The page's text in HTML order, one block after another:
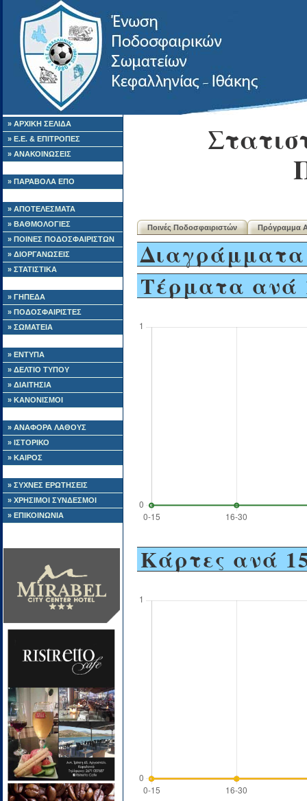
» ΑΡΧΙΚΗ ΣΕΛΙΔΑ
» Ε.Ε. & ΕΠΙΤΡΟΠΕΣ
» ΑΝΑΚΟΙΝΩΣΕΙΣ
» ΠΑΡΑΒΟΛΑ ΕΠΟ
» ΑΠΟΤΕΛΕΣΜΑΤΑ
» ΒΑΘΜΟΛΟΓΙΕΣ
» ΠΟΙΝΕΣ ΠΟΔΟΣΦΑΙΡΙΣΤΩΝ
» ΔΙΟΡΓΑΝΩΣΕΙΣ
» ΣΤΑΤΙΣΤΙΚΑ
» ΓΗΠΕΔΑ
» ΠΟΔΟΣΦΑΙΡΙΣΤΕΣ
» ΣΩΜΑΤΕΙΑ
» ΕΝΤΥΠΑ
» ΔΕΛΤΙΟ ΤΥΠΟΥ
» ΔΙΑΙΤΗΣΙΑ
» ΚΑΝΟΝΙΣΜΟΙ
» ΑΝΑΦΟΡΑ ΛΑΘΟΥΣ
» ΙΣΤΟΡΙΚΟ
» ΚΑΙΡΟΣ
» ΣΥΧΝΕΣ ΕΡΩΤΗΣΕΙΣ
» ΧΡΗΣΙΜΟΙ ΣΥΝΔΕΣΜΟΙ
» ΕΠΙΚΟΙΝΩΝΙΑ
Ποινές Ποδοσφαιριστών Πρόγραμμα
Διαγράμματα
Τέρματα ανά
Κάρτες ανά